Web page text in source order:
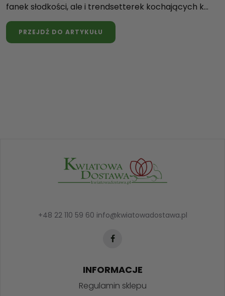
fanek słodkości, ale i trendsetterek kochających k...
PRZEJDŹ DO ARTYKUŁU
+48 22 110 59 60 info@kwiatowadostawa.pl
INFORMACJE
Regulamin sklepu